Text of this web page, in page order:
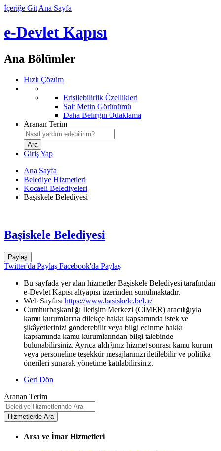
İçeriğe Git Ana Sayfa
e-Devlet Kapısı
Ana Bölümler
Hızlı Çözüm
Erişilebilirlik Özellikleri
Salt Metin Görünümü
Daha Belirgin Odaklama
Aranan Terim
Giriş Yap
Ana Sayfa
Belediye Hizmetleri
Kocaeli Belediyeleri
Başiskele Belediyesi
Başiskele Belediyesi
Paylaş
Twitter'da Paylaş Facebook'da Paylaş
Bu sayfada yer alan hizmetler Başiskele Belediyesi tarafından
e-Devlet Kapısı altyapısı üzerinden sunulmaktadır.
Web Sayfası https://www.basiskele.bel.tr/
Cumhurbaşkanlığı İletişim Merkezi (CİMER) aracılığıyla
kamu kurumlarına dilekçe hakkı kapsamında istek ve
şikâyetlerinizi gönderebilir veya bilgi edinme hakkı
kapsamında kamu kurumlarından bilgi talebinde
bulunabilirsiniz. Ayrıca aldığınız hizmet sonrası kamu kurum
veya personeline teşekkür mesajlarınızı iletilebilir ve politika
önerileri sunarak yönetime katılabilirsiniz.
Geri Dön
Aranan Terim
Arsa ve İmar Hizmetleri